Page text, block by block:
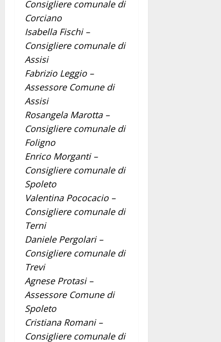
Consigliere comunale di
Corciano
Isabella Fischi –
Consigliere comunale di
Assisi
Fabrizio Leggio –
Assessore Comune di
Assisi
Rosangela Marotta –
Consigliere comunale di
Foligno
Enrico Morganti –
Consigliere comunale di
Spoleto
Valentina Pococacio –
Consigliere comunale di
Terni
Daniele Pergolari –
Consigliere comunale di
Trevi
Agnese Protasi –
Assessore Comune di
Spoleto
Cristiana Romani –
Consigliere comunale di